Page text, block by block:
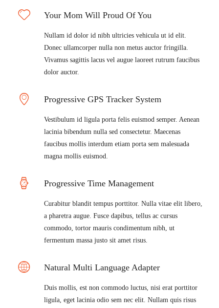
Your Mom Will Proud Of You
Nullam id dolor id nibh ultricies vehicula ut id elit.
Donec ullamcorper nulla non metus auctor fringilla.
Vivamus sagittis lacus vel augue laoreet rutrum faucibus
dolor auctor.
Progressive GPS Tracker System
Vestibulum id ligula porta felis euismod semper. Aenean
lacinia bibendum nulla sed consectetur. Maecenas
faucibus mollis interdum etiam porta sem malesuada
magna mollis euismod.
Progressive Time Management
Curabitur blandit tempus porttitor. Nulla vitae elit libero,
a pharetra augue. Fusce dapibus, tellus ac cursus
commodo, tortor mauris condimentum nibh, ut
fermentum massa justo sit amet risus.
Natural Multi Language Adapter
Duis mollis, est non commodo luctus, nisi erat porttitor
ligula, eget lacinia odio sem nec elit. Nullam quis risus